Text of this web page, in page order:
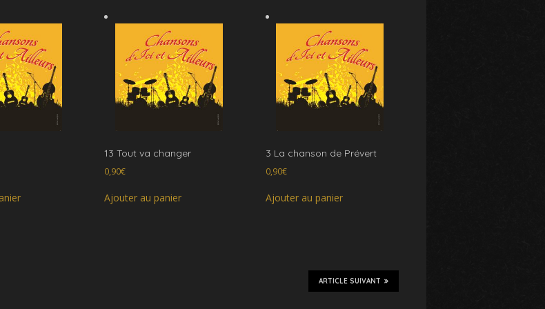
13 Tout va changer
0,90€
Ajouter au panier
3 La chanson de Prévert
0,90€
Ajouter au panier
ARTICLE SUIVANT